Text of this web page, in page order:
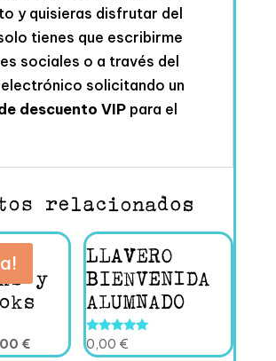
y quisieras disfrutar del
tienes que escribirme
sociales o a través del
solicitando un
descuento VIPpara el
relacionados
y
€El
LLAVERO
BIENVENIDA
ALUMNADO
Valorado
con
0,00 €